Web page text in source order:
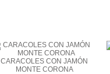
CARACOLES CON JAMÓN
MONTE CORONA